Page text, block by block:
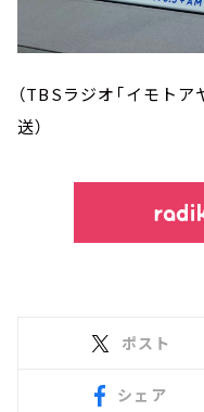
（TBSラジオ「イモト
送）
ポスト
シェア